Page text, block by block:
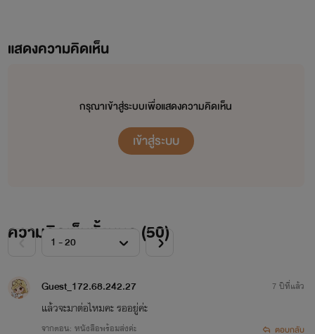
แสดงความคิดเห็น
กรุณาเข้าสู่ระบบเพื่อแสดงความคิดเห็น
เข้าสู่ระบบ
ความคิดเห็นทั้งหมด (50)
Guest_172.68.242.27
แล้วจะมาต่อไหมคะ รออยู่ค่ะ
จากตอน: หนังสือพร้อมส่งค่ะ
7 ปีที่แล้ว
ตอบกลับ